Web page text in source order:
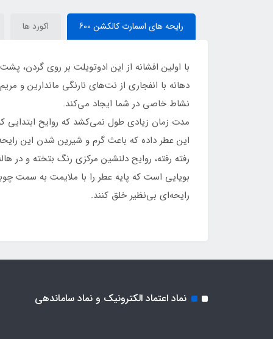
Paul Gaultier Scandal By
Smart Collection 600)
رایحه های اسمارت کالکشن 600 اکورد ها
با اولین افشانه از این ادوتویلت بر روی
دهانه با انفجاری از نت‌های نارنگی ماندارین و
نشاط خاصی در شما ایجاد می‌کند.
مدت زمان زیادی طول نمی‌کشد که روایح ابتدایی
این عطر داده که باعث گرم و شیرین شدن این
رفته رفته، روایح دلنشین مرکزی رنگ بتخته و
بویایی است که پایه عطر را با ملایمت به سمت
رایحه‌ای بی‌نظیر خلق ‌کنند.
نماد اعتماد الکترونیک و نماد ساماندهی